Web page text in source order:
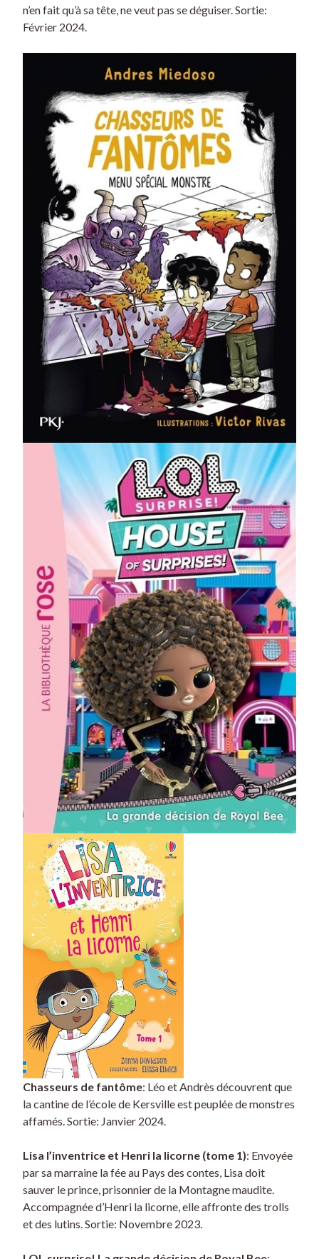
n’en fait qu’à sa tête, ne veut pas se déguiser. Sortie:
Février 2024.
Chasseurs de fantôme: Léo et Andrès découvrent que
la cantine de l’école de Kersville est peuplée de monstres
affamés. Sortie: Janvier 2024.
Lisa l’inventrice et Henri la licorne (tome 1): Envoyée
par sa marraine la fée au Pays des contes, Lisa doit
sauver le prince, prisonnier de la Montagne maudite.
Accompagnée d’Henri la licorne, elle affronte des trolls
et des lutins. Sortie: Novembre 2023.